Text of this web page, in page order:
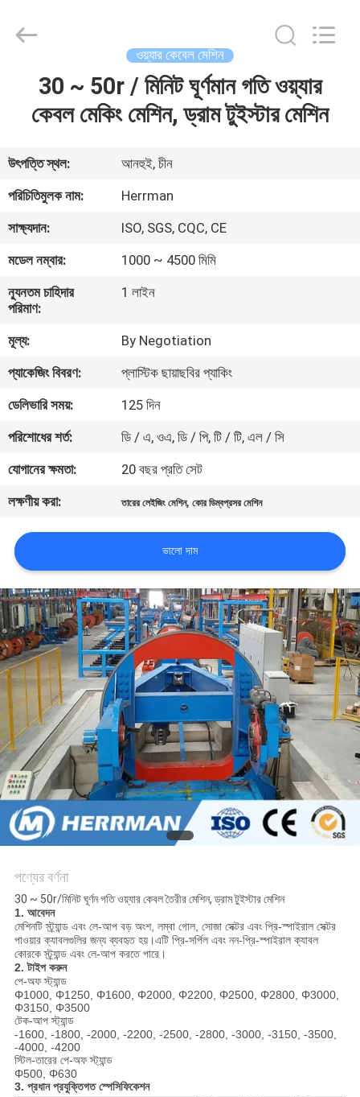
আমাদের
সম্পর্কে
কারখানা
ভ্রমণ
মান
নিয়ন্ত্রণ
যোগাযোগ
করুন
খবর
উদ্ধৃতির
জন্য
আবেদন
সাইট
ম্যাপ
PRIVACY
POLICY
Rights
ওয়্যার কেবেল মেশিন
30 ~ 50r / মিনিট ঘূর্ণমান গতি ওয়্যার
কেবল মেকিং মেশিন, ড্রাম টুইস্টার মেশিন
উৎপত্তি স্থল:
আনহুই, চীন
পরিচিতিমুলক নাম:
Herrman
সাক্ষ্যদান:
ISO, SGS, CQC, CE
মডেল নম্বার:
1000 ~ 4500 মিমি
ন্যূনতম চাহিদার
পরিমাণ:
1 লাইন
মূল্য:
By Negotiation
প্যাকেজিং বিবরণ:
প্লাস্টিক ছায়াছবির প্যাকিং
ডেলিভারি সময়:
125 দিন
পরিশোধের শর্ত:
ডি / এ, ওএ, ডি / পি, টি / টি, এল / সি
যোগানের ক্ষমতা:
20 বছর প্রতি সেট
লক্ষণীয় করা:
তারের লেইজিং মেশিন,কোর ডিম্বপ্রসর মেশিন
ভালো দাম
পণ্যের বর্ণনা
30 ~ 50r/মিনিট ঘূর্ণন গতি ওয়্যার কেবল তৈরীর মেশিন, ড্রাম টুইস্টার মেশিন
1. আবেদন
মেশিনটি স্ট্র্যান্ড এবং লে-আপ বড় অংশ, লম্বা গোল, সোজা সেক্টর এবং প্রি-স্পাইরাল সেক্টর
পাওয়ার ক্যাবলগুলির জন্য ব্যবহৃত হয়।এটি প্রি-সর্পিল এবং নন-প্রি-স্পাইরাল ক্যাবল
কোরকে স্ট্র্যান্ড এবং লে-আপ করতে পারে।
2. টাইপ করুন
পে-অফ স্ট্যান্ড
Φ1000, Φ1250, Φ1600, Φ2000, Φ2200, Φ2500, Φ2800, Φ3000,
Φ3150, Φ3500
টেক-আপ স্ট্যান্ড
-1600, -1800, -2000, -2200, -2500, -2800, -3000, -3150, -3500,
-4000, -4200
স্টিল-তারের পে-অফ স্ট্যান্ড
Φ500, Φ630
3. প্রধান প্রযুক্তিগত স্পেসিফিকেশন